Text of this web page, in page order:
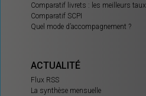
Comparatif livrets : les meilleurs taux
Comparatif SCPI
Quel mode d’accompagnement ?
ACTUALITÉ
Flux RSS
La synthèse mensuelle